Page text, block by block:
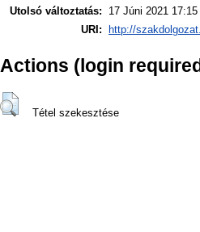
Utolsó változtatás:
17 Júni 2021 17:15
URI:
http://
Actions (login
Tétel szekesztése